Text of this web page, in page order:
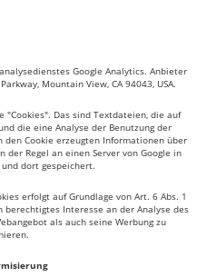
Google Analytics. Anbieter
Mountain View, CA 94043, USA.
"Cookies". Das sind Textdateien, die auf
die eine Analyse der Benutzung der
den Cookie erzeugten Informationen über
der Regel an einen Server von Google in
dort gespeichert.
erfolgt auf Grundlage von Art. 6 Abs. 1
Interesse an der Analyse des
als auch seine Werbung zu